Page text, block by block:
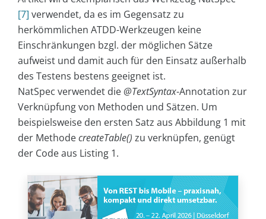
[7] verwendet, da es im Gegensatz zu
herkömmlichen ATDD-Werkzeugen keine
Einschränkungen bzgl. der möglichen Sätze
aufweist und damit auch für den Einsatz außerhalb
des Testens bestens geeignet ist.
NatSpec verwendet die@TextSyntax-Annotation zur
Verknüpfung von Methoden und Sätzen. Um
beispielsweise den ersten Satz aus Abbildung 1 mit
der MethodecreateTable() zu verknüpfen, genügt
der Code aus Listing 1.